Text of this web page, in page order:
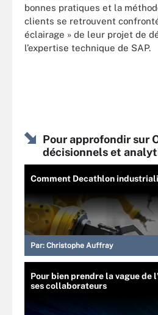
bonnes pratiques et la
clients se retrouvent
éclairage » de leur projet de
l’expertise technique de SAP.
Pour approfondir sur
décisionnels et
Comment Decathlon
Par: Christophe Auffray
Pour bien prendre la vague de
ses collaborateurs